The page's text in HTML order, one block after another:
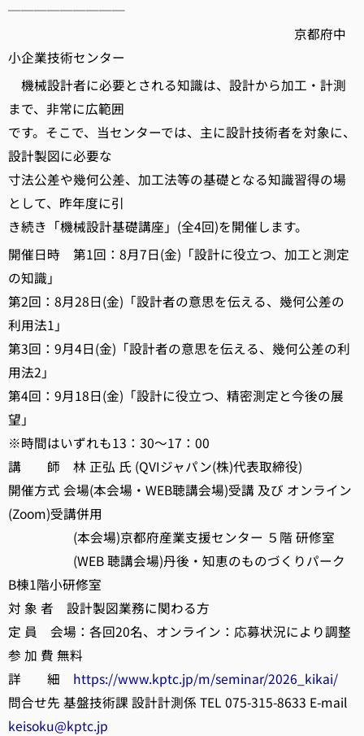
─────────
京都府中
小企業技術センター
機械設計者に必要とされる知識は、設計から加工・計測
まで、非常に広範囲
です。そこで、当センターでは、主に設計技術者を対象に、
設計製図に必要な
寸法公差や幾何公差、加工法等の基礎となる知識習得の場
として、昨年度に引
き続き「機械設計基礎講座」(全4回)を開催します。
開催日時 第1回：8月7日(金)「設計に役立つ、加工と測定
の知識」
第2回：8月28日(金)「設計者の意思を伝える、幾何公差の
利用法1」
第3回：9月4日(金)「設計者の意思を伝える、幾何公差の利
用法2」
第4回：9月18日(金)「設計に役立つ、精密測定と今後の展
望」
※時間はいずれも13：30～17：00
講 師 林 正弘 氏 (QVIジャパン(株)代表取締役)
開催方式 会場(本会場・WEB聴講会場)受講 及び オンライン
(Zoom)受講併用
(本会場)京都府産業支援センター ５階 研修室
(WEB 聴講会場)丹後・知恵のものづくりパーク
B棟1階小研修室
対 象 者 設計製図業務に関わる方
定 員 会場：各回20名、オンライン：応募状況により調整
参 加 費 無料
詳 細 https://www.kptc.jp/m/seminar/2026_kikai/
問合せ先 基盤技術課 設計計測係 TEL 075-315-8633 E-mail
keisoku@kptc.jp